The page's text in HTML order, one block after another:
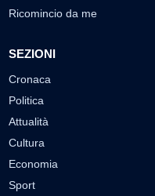
Ricomincio da me
SEZIONI
Cronaca
Politica
Attualità
Cultura
Economia
Sport